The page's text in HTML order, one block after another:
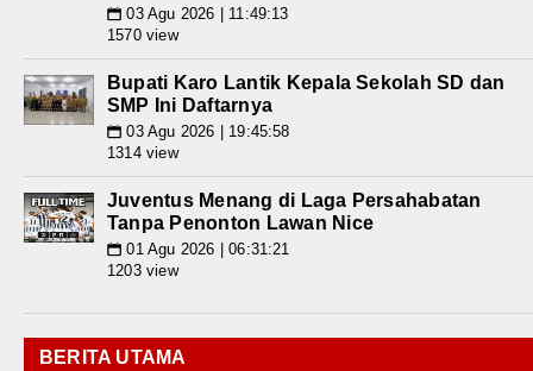
📅 03 Agu 2026 | 11:49:13
1570 view
Bupati Karo Lantik Kepala Sekolah SD dan
SMP Ini Daftarnya
📅 03 Agu 2026 | 19:45:58
1314 view
Juventus Menang di Laga Persahabatan
Tanpa Penonton Lawan Nice
📅 01 Agu 2026 | 06:31:21
1203 view
BERITA UTAMA